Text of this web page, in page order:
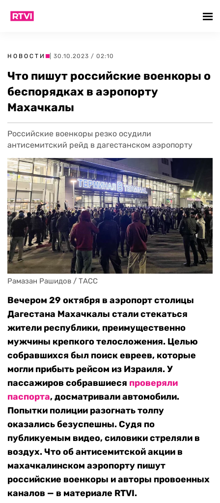
НОВОСТИ | 30.10.2023 / 02:10
Что пишут российские военкоры о
беспорядках в аэропорту
Махачкалы
Российские военкоры резко осудили
антисемитский рейд в дагестанском аэропорту
Рамазан Рашидов / ТАСС
Вечером 29 октября в аэропорт столицы
Дагестана Махачкалы стали стекаться
жители республики, преимущественно
мужчины крепкого телосложения. Целью
собравшихся был поиск евреев, которые
могли прибыть рейсом из Израиля. У
пассажиров собравшиеся проверяли
паспорта, досматривали автомобили.
Попытки полиции разогнать толпу
оказались безуспешны. Судя по
публикуемым видео, силовики стреляли в
воздух. Что об антисемитской акции в
махачкалинском аэропорту пишут
российские военкоры и авторы провоенных
каналов — в материале RTVI.